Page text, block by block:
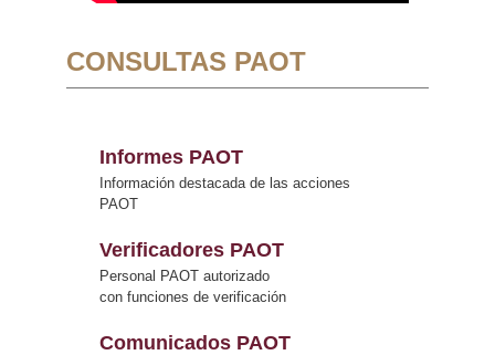
CONSULTAS PAOT
Informes PAOT
Información destacada de las acciones
PAOT
Verificadores PAOT
Personal PAOT autorizado
con funciones de verificación
Comunicados PAOT